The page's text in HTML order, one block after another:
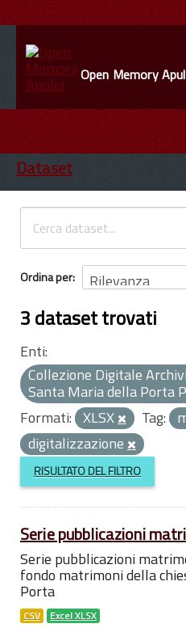
Open Memory
ENTI
INFORMAZIONI
Dataset
Ordina per
3 dataset trovati
Enti:
Collezione Digitale
Santa Maria della Porta
Formati: XLSX Tag:
digitalizzazione
RISULTATO DEL FILTRO
Serie pubblicazioni
Serie pubblicazioni
fondo matrimoni della
Porta
CSV Excel XLSX